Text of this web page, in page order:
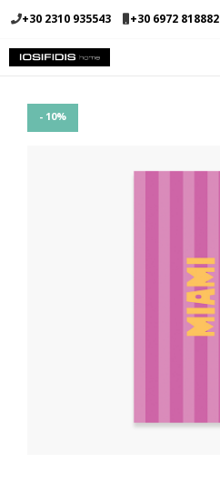
Μετάβαση
σε
περιεχόμενο
+30 2310 935543 +30 6972 818882
- 10%